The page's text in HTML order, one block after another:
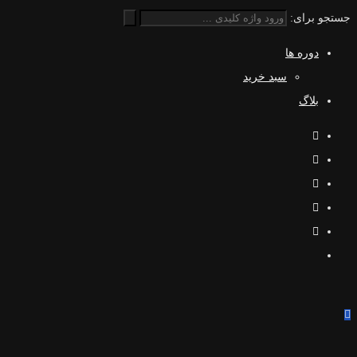
جستجو برای:
دوره ها
سبد خرید
بلاگ